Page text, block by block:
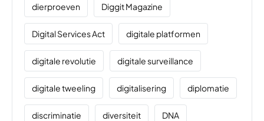
dierproeven Diggit Magazine
Digital Services Act digitale platformen
digitale revolutie digitale surveillance
digitale tweeling digitalisering diplomatie
discriminatie diversiteit DNA